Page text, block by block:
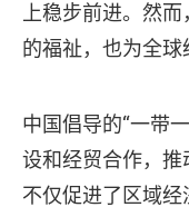
上稳步前进。然
的福祉，也为全球
中国倡导的“一带
设和经贸合作，
不仅促进了区域